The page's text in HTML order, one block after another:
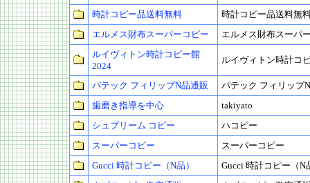
時計コピー品送料無料
時計コピー品送料無
エルメス財布スーパーコピー
エルメス財布スーパ
ルイヴィトン時計コピー館
2024
ルイヴィトン時計コ
パテック フィリップN品通販
パテック フィリップ
歯磨き指導を中心
takiyato
シュプリーム コピー
ハコピー
スーパーコピー
スーパーコピー
Gucci 時計コピー（N品）
Gucci 時計コピー（N